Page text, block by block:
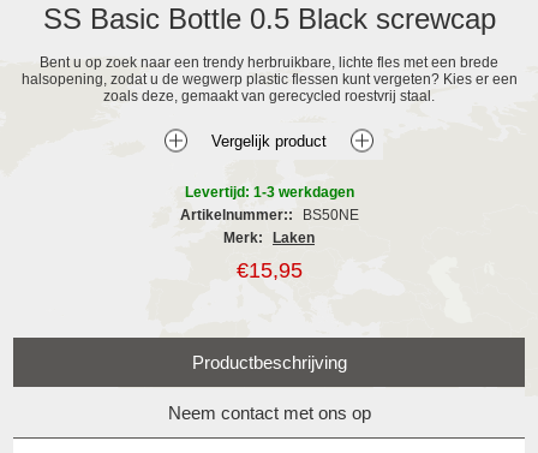
SS Basic Bottle 0.5 Black screwcap
Bent u op zoek naar een trendy herbruikbare, lichte fles met een brede
halsopening, zodat u de wegwerp plastic flessen kunt vergeten? Kies er een
zoals deze, gemaakt van gerecycled roestvrij staal.
Levertijd: 1-3 werkdagen
Artikelnummer::
BS50NE
Merk:
Laken
€15,95
Productbeschrijving
Neem contact met ons op